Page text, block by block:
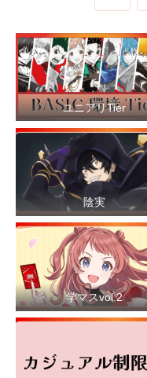
ユニアリTier
陰実
学マスvol.2